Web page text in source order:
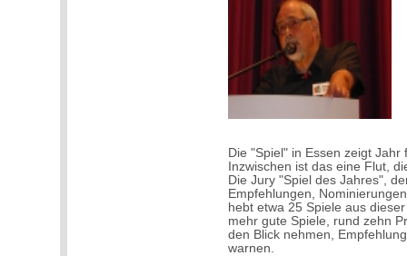
Die "Spiel" in Essen zeigt
Inzwischen ist das eine Flut,
Die Jury "Spiel des Jahres",
Empfehlungen,
hebt etwa 25 Spiele aus
mehr gute Spiele, rund zehn
den Blick nehmen,
warnen.